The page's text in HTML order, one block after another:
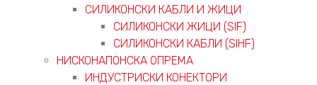
СИЛИКОНСКИ КАБЛИ И ЖИЦИ
СИЛИКОНСКИ ЖИЦИ (SIF)
СИЛИКОНСКИ КАБЛИ (SIHF)
НИСКОНАПОНСКА ОПРЕМА
ИНДУСТРИСКИ КОНЕКТОРИ